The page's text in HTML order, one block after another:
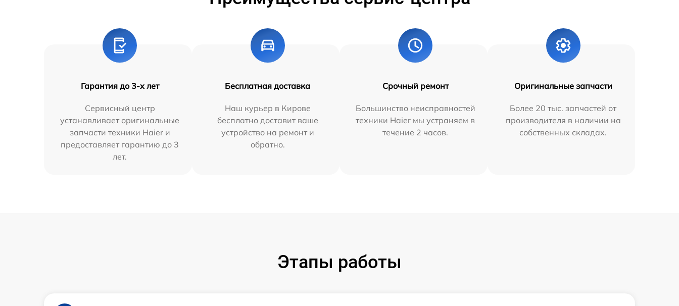
Гарантия до 3-х лет
Сервисный центр
устанавливает оригинальные
запчасти техники Haier и
предоставляет гарантию до 3
лет.
Бесплатная доставка
Наш курьер в Кирове
бесплатно доставит ваше
устройство на ремонт и
обратно.
Срочный ремонт
Большинство неисправностей
техники Haier мы устраняем в
течение 2 часов.
Оригинальные запчасти
Более 20 тыс. запчастей от
производителя в наличии на
собственных складах.
Этапы работы